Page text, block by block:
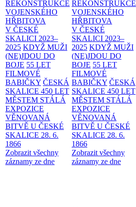
REKONSTRUKCE
VOJENSKÉHO
HŘBITOVA
V ČESKÉ
SKALICI 2023–
2025 KDYŽ MUŽI
(NE)JDOU DO
BOJE 55 LET
FILMOVÉ
BABIČKY ČESKÁ
SKALICE 450 LET
MĚSTEM STÁLÁ
EXPOZICE
VĚNOVANÁ
BITVĚ U ČESKÉ
SKALICE 28. 6.
1866
Zobrazit všechny
záznamy ze dne
REKONSTRUKCE
VOJENSKÉHO
HŘBITOVA
V ČESKÉ
SKALICI 2023–
2025 KDYŽ MUŽI
(NE)JDOU DO
BOJE 55 LET
FILMOVÉ
BABIČKY ČESKÁ
SKALICE 450 LET
MĚSTEM STÁLÁ
EXPOZICE
VĚNOVANÁ
BITVĚ U ČESKÉ
SKALICE 28. 6.
1866
Zobrazit všechny
záznamy ze dne